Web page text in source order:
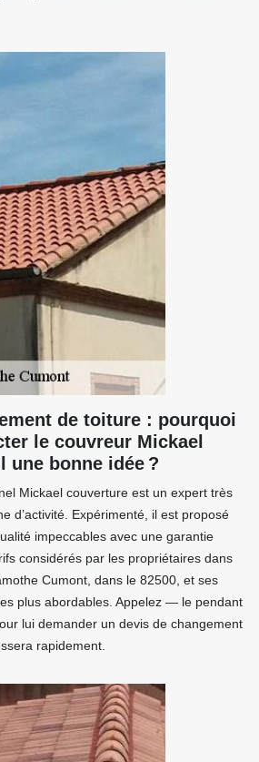
de toiture : pourquoi
le couvreur Mickael
une bonne idée ?
Mickael couverture est un expert très
d’activité. Expérimenté, il est proposé
impeccables avec une garantie
considérés par les propriétaires dans
Cumont, dans le 82500, et ses
plus abordables. Appelez — le pendant
lui demander un devis de changement
rapidement.